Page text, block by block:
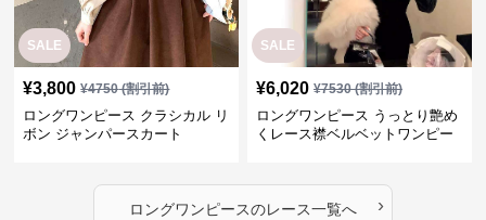
SALE
¥3,800 ¥4750(割引前)
ロングワンピース クラシカル リ
ボン ジャンパースカート
SALE
¥6,020 ¥7530(割引前)
ロングワンピース うっとり艶め
くレース襟ベルベットワンピー
ロングワンピースのレース一覧へ ›